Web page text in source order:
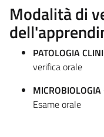
Modalità di
PATOLOGIA
verifica orale
MICROBIOLOGIA
Esame orale